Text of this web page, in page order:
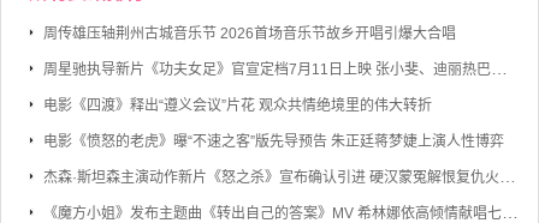
周传雄压轴荆州古城音乐节 2026首场音乐节故乡开唱引爆大合唱
电影《四渡》释出“遵义会议”片花 观众共情绝境里的伟大转折
电影《愤怒的老虎》曝“不速之客”版先导预告 朱正廷蒋梦婕上演人性博弈